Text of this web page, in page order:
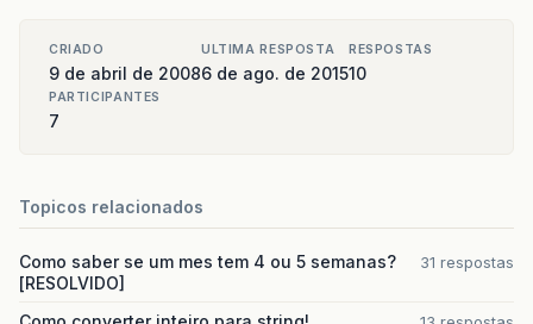
CRIADO
9 de abril de 2008
ULTIMA RESPOSTA
6 de ago. de 2015
RESPOSTAS
10
PARTICIPANTES
7
Topicos relacionados
Como saber se um mes tem 4 ou 5 semanas?
[RESOLVIDO]
31 respostas